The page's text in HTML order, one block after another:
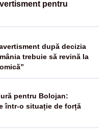
pentru
după decizia
trebuie să revină la
pentru Bolojan:
într-o situație de forță